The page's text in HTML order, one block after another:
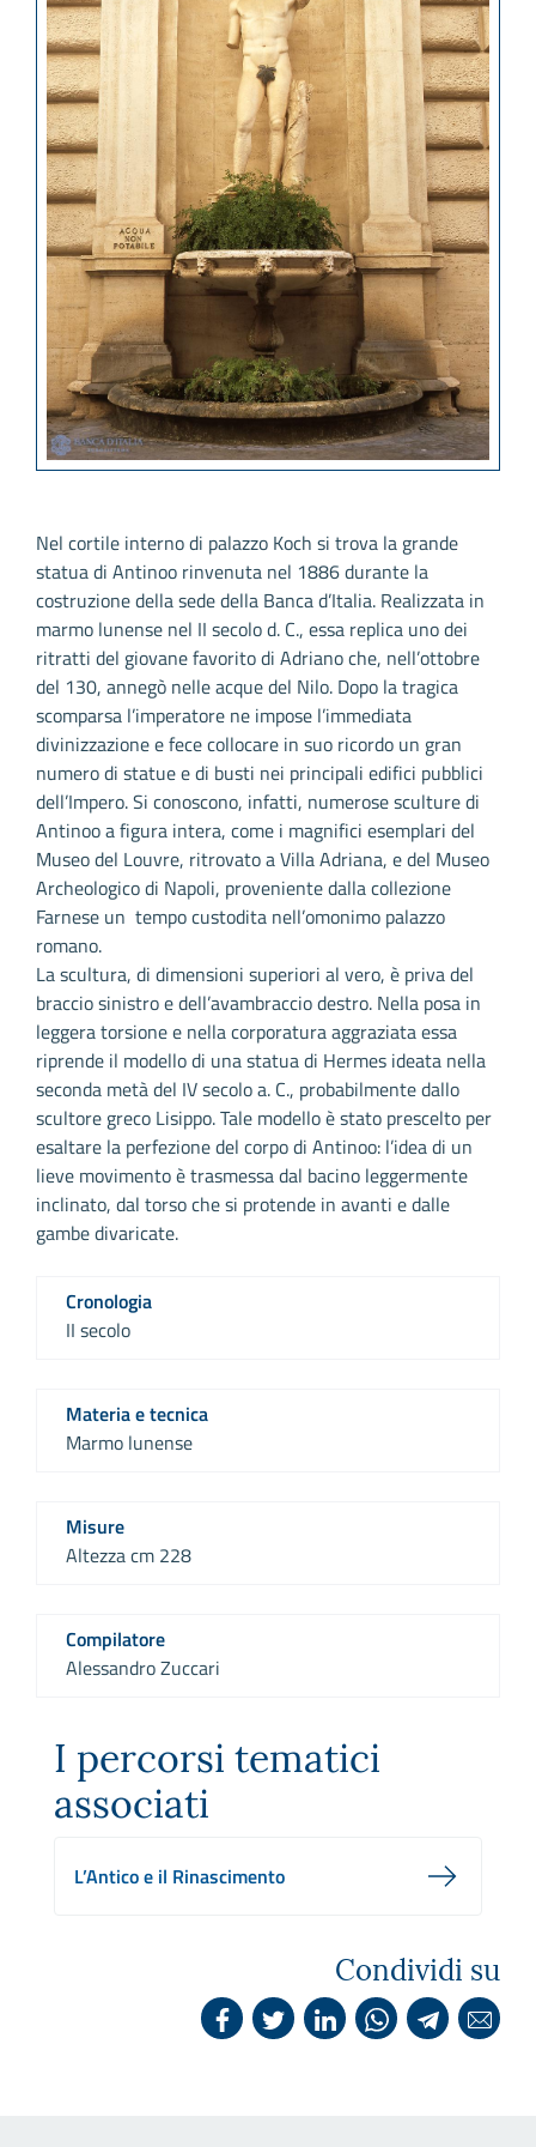
Nel cortile interno di palazzo Koch si trova la grande
statua di Antinoo rinvenuta nel 1886 durante la
costruzione della sede della Banca d’Italia. Realizzata in
marmo lunense nel II secolo d. C., essa replica uno dei
ritratti del giovane favorito di Adriano che, nell’ottobre
del 130, annegò nelle acque del Nilo. Dopo la tragica
scomparsa l’imperatore ne impose l’immediata
divinizzazione e fece collocare in suo ricordo un gran
numero di statue e di busti nei principali edifici pubblici
dell’Impero. Si conoscono, infatti, numerose sculture di
Antinoo a figura intera, come i magnifici esemplari del
Museo del Louvre, ritrovato a Villa Adriana, e del Museo
Archeologico di Napoli, proveniente dalla collezione
Farnese un tempo custodita nell’omonimo palazzo
romano.
La scultura, di dimensioni superiori al vero, è priva del
braccio sinistro e dell’avambraccio destro. Nella posa in
leggera torsione e nella corporatura aggraziata essa
riprende il modello di una statua di Hermes ideata nella
seconda metà del IV secolo a. C., probabilmente dallo
scultore greco Lisippo. Tale modello è stato prescelto per
esaltare la perfezione del corpo di Antinoo: l’idea di un
lieve movimento è trasmessa dal bacino leggermente
inclinato, dal torso che si protende in avanti e dalle
gambe divaricate.
Cronologia
II secolo
Materia e tecnica
Marmo lunense
Misure
Altezza cm 228
Compilatore
Alessandro Zuccari
I percorsi tematici
associati
L’Antico e il Rinascimento
Condividi su